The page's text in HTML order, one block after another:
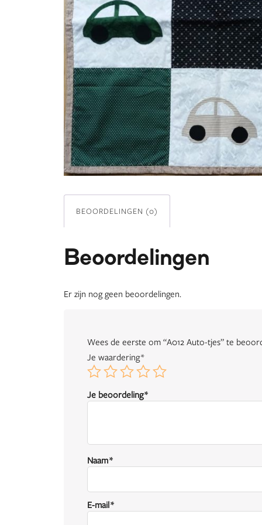
BEOORDELINGEN (0)
Beoordelingen
Er zijn nog geen beoordelingen.
Wees de eerste om “A012 Auto-tjes” te
Je waardering*
Je beoordeling*
Naam*
E-mail*